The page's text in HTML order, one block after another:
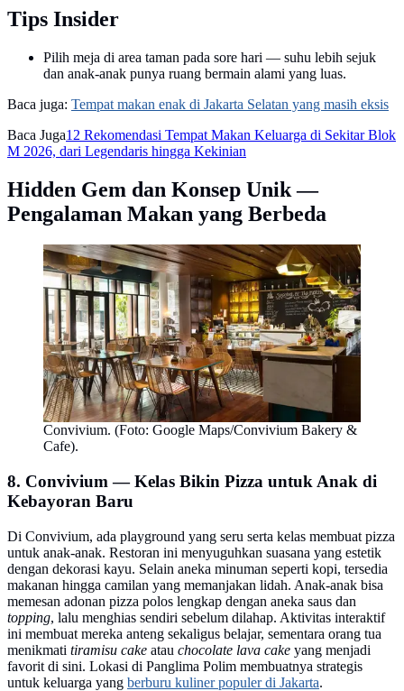
Tips Insider
Pilih meja di area taman pada sore hari — suhu lebih sejuk
dan anak-anak punya ruang bermain alami yang luas.
Baca juga: Tempat makan enak di Jakarta Selatan yang masih eksis
Baca Juga12 Rekomendasi Tempat Makan Keluarga di Sekitar Blok
M 2026, dari Legendaris hingga Kekinian
Hidden Gem dan Konsep Unik —
Pengalaman Makan yang Berbeda
Convivium. (Foto: Google Maps/Convivium Bakery &
Cafe).
8. Convivium — Kelas Bikin Pizza untuk Anak di
Kebayoran Baru
Di Convivium, ada playground yang seru serta kelas membuat pizza
untuk anak-anak. Restoran ini menyuguhkan suasana yang estetik
dengan dekorasi kayu. Selain aneka minuman seperti kopi, tersedia
makanan hingga camilan yang memanjakan lidah. Anak-anak bisa
memesan adonan pizza polos lengkap dengan aneka saus dan
topping, lalu menghias sendiri sebelum dilahap. Aktivitas interaktif
ini membuat mereka anteng sekaligus belajar, sementara orang tua
menikmati tiramisu cake atau chocolate lava cake yang menjadi
favorit di sini. Lokasi di Panglima Polim membuatnya strategis
untuk keluarga yang berburu kuliner populer di Jakarta.